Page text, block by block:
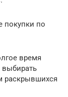
покупки по
время
раскрывшихся